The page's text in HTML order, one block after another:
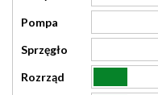
Pompa
Sprzęgło
Rozrząd